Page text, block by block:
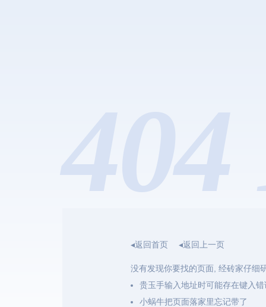
◂返回首页 ◂返回上一页
没有发现你要找的页面, 经砖家仔细
贵玉手输入地址时可能存在键入错
小蜗牛把页面落家里忘记带了